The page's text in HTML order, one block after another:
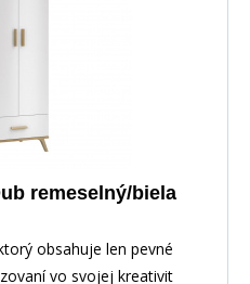
remeselný/biela
obsahuje len pevné
vo svojej kreativit